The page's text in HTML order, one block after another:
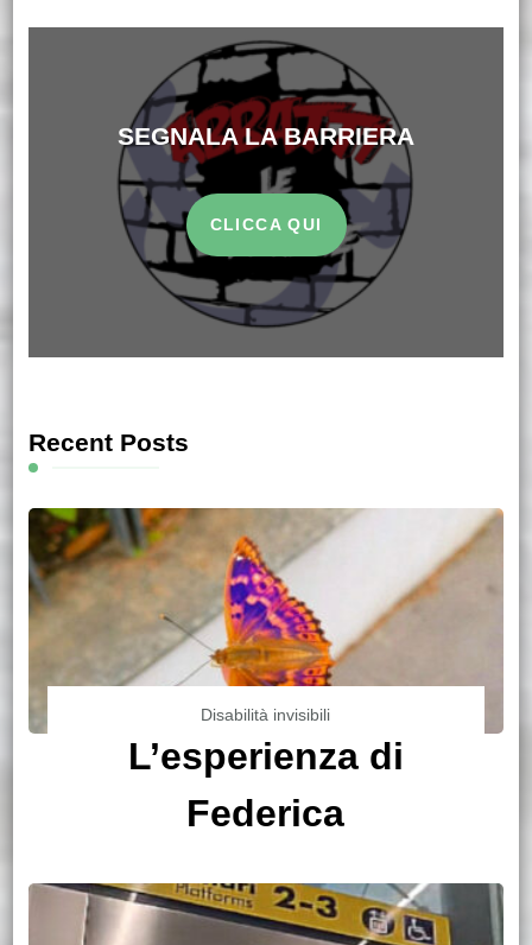
SEGNALA LA BARRIERA
CLICCA QUI
Recent Posts
Disabilità invisibili
L’esperienza di
Federica